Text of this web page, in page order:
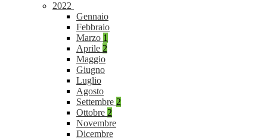
2022
Gennaio
Febbraio
Marzo 1
Aprile 2
Maggio
Giugno
Luglio
Agosto
Settembre 2
Ottobre 2
Novembre
Dicembre